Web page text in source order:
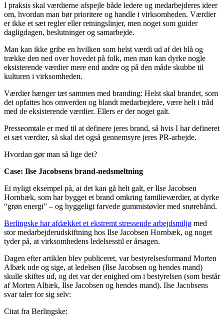
I praksis skal værdierne afspejle både ledere og medarbejderes ideer
om, hvordan man bør prioritere og handle i virksomheden. Værdier
er ikke et sæt regler eller retningslinjer, men noget som guider
dagligdagen, beslutninger og samarbejde.
Man kan ikke gribe en hvilken som helst værdi ud af det blå og
trække den ned over hovedet på folk, men man kan dyrke nogle
eksisterende værdier mere end andre og på den måde skubbe til
kulturen i virksomheden.
Værdier hænger tæt sammen med branding: Helst skal brandet, som
det opfattes hos omverden og blandt medarbejdere, være helt i tråd
med de eksisterende værdier. Ellers er der noget galt.
Presseomtale er med til at definere jeres brand, så hvis I har defineret
et sæt værdier, så skal det også gennemsyre jeres PR-arbejde.
Hvordan gør man så lige det?
Case: Ilse Jacobsens brand-nedsmeltning
Et nyligt eksempel på, at det kan gå helt galt, er Ilse Jacobsen
Hornbæk, som har bygget et brand omkring familieværdier, at dyrke
“grøn energi” – og hyggeligt farvede gummistøvler med snørebånd.
Berlingske har afdækket et ekstremt stressende arbejdsmiljø med
stor medarbejderudskiftning hos Ilse Jacobsen Hornbæk, og noget
tyder på, at virksomhedens ledelsesstil er årsagen.
Dagen efter artiklen blev publiceret, var bestyrelsesformand Morten
Albæk ude og sige, at ledelsen (Ilse Jacobsen og hendes mand)
skulle skiftes ud, og det var der enighed om i bestyrelsen (som består
af Morten Albæk, Ilse Jacobsen og hendes mand). Ilse Jacobsens
svar taler for sig selv:
Citat fra Berlingske: